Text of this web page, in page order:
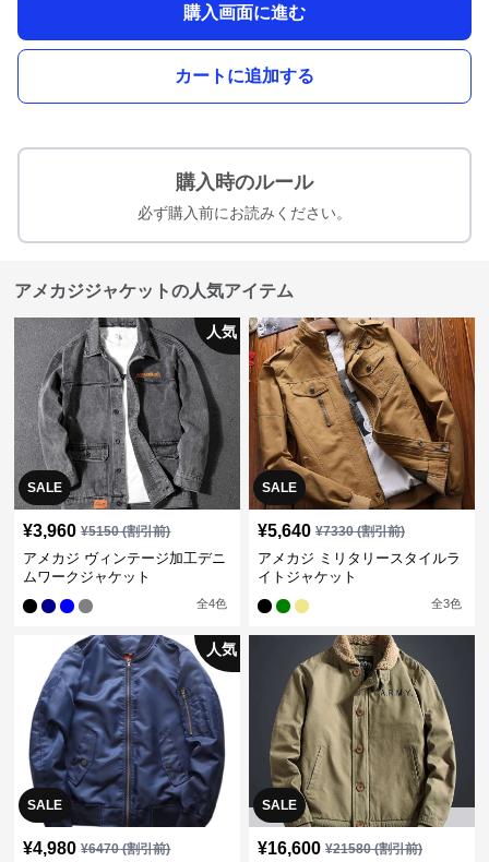
購入画面に進む
カートに追加する
購入時のルール
必ず購入前にお読みください。
アメカジジャケットの人気アイテム
SALE
人気
¥3,960 ¥5150(割引前)
アメカジ ヴィンテージ加工デニ
ムワークジャケット
全4色
SALE
¥5,640 ¥7330(割引前)
アメカジ ミリタリースタイルラ
イトジャケット
全3色
SALE
人気
¥4,980 ¥6470(割引前)
SALE
¥16,600 ¥21580(割引前)